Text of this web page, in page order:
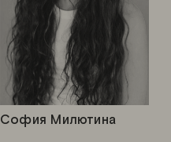
София Милютина